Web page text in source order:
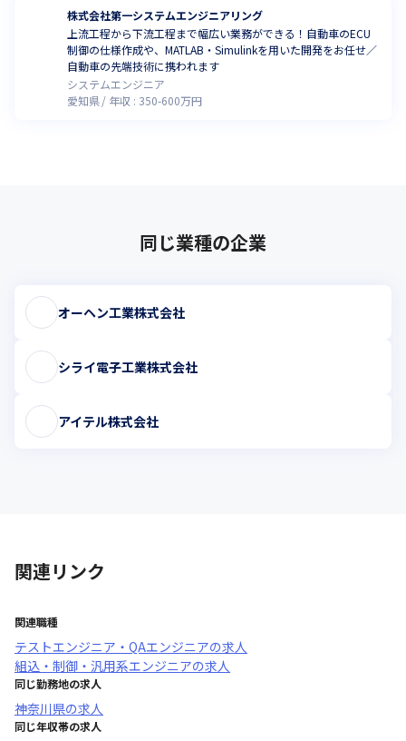
株式会社第一システムエンジニアリング
上流工程から下流工程まで幅広い業務ができる！自動車のECU
制御の仕様作成や、MATLAB・Simulinkを用いた開発をお任せ／
自動車の先端技術に携われます
システムエンジニア
愛知県
年収 : 350-600万円
同じ業種の企業
オーヘン工業株式会社
シライ電子工業株式会社
アイテル株式会社
関連リンク
関連職種
テストエンジニア・QAエンジニアの求人
組込・制御・汎用系エンジニアの求人
同じ勤務地の求人
神奈川県の求人
同じ年収帯の求人